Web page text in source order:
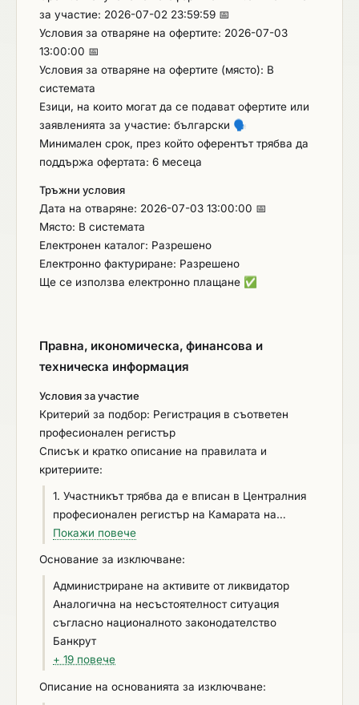
за участие: 2026-07-02 23:59:59 📅
Условия за отваряне на офертите: 2026-07-03
13:00:00 📅
Условия за отваряне на офертите (място): В
системата
Езици, на които могат да се подават офертите или
заявленията за участие: български 🗣️
Минимален срок, през който оферентът трябва да
поддържа офертата: 6 месеца
Тръжни условия
Дата на отваряне: 2026-07-03 13:00:00 📅
Място: В системата
Електронен каталог: Разрешено
Електронно фактуриране: Разрешено
Ще се използва електронно плащане ✅
Правна, икономическа, финансова и
техническа информация
Условия за участие
Критерий за подбор: Регистрация в съответен
професионален регистър
Списък и кратко описание на правилата и
критериите:
1. Участникът трябва да е вписан в Централния
професионален регистър на Камарата на
строителите за I група , IV категория строеж, а
членка, в която са установени. ДОКАЗВАНЕ: При
подаване на офертата участникът декларира
съответствие с изискването като посочва в поле
,,вписване в съответен професионален
регистър” на Част IV, раздел А „Годност“ от
Покажи повече
Основание за изключване:
Администриране на активите от ликвидатор
Аналогична на несъстоятелност ситуация
съгласно националното законодателство
Банкрут
+ 19 повече
Описание на основанията за изключване: